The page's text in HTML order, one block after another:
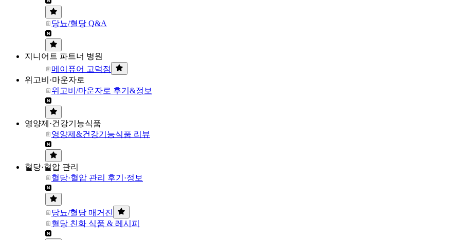
당뇨/혈당 Q&A
지니어트 파트너 병원
메이퓨어 고덕점
위고비·마운자로
위고비/마운자로 후기&정보
영양제·건강기능식품
영양제&건강기능식품 리뷰
혈당·혈압 관리
혈당·혈압 관리 후기·정보
당뇨/혈당 매거진
혈당 친화 식품 & 레시피